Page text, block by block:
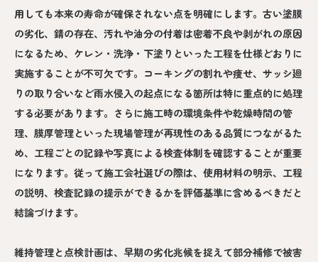
用しても本来の寿命が確保されない点を明確にします。古い塗膜
の劣化、錆の存在、汚れや油分の付着は密着不良や剥がれの原因
になるため、ケレン・洗浄・下塗りといった工程を仕様どおりに
実施することが不可欠です。コーキングの割れや痩せ、サッシ廻
りの取り合いなど雨水侵入の起点になる箇所は特に重点的に処理
する必要があります。さらに施工時の環境条件や乾燥時間の管
理、膜厚管理といった現場管理が再現性のある品質につながるた
め、工程ごとの記録や写真による検査体制を確認することが重要
になります。従って施工会社選びの際は、使用材料の明示、工程
の説明、検査記録の提示ができるかを評価基準に含めるべきだと
結論づけます。
維持管理と点検計画は、早期の劣化兆候を捉えて部分補修で被害